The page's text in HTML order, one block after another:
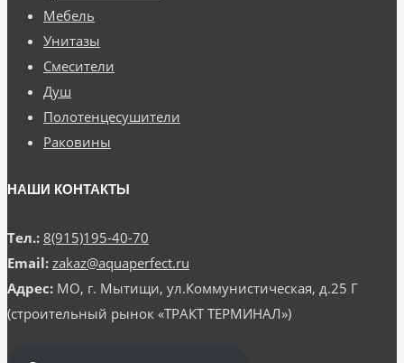
Мебель
Унитазы
Смесители
Душ
Полотенцесушители
Раковины
НАШИ КОНТАКТЫ
Тел.: 8(915)195-40-70
Email: zakaz@aquaperfect.ru
Адрес: МО, г. Мытищи, ул.Коммунистическая, д.25 Г
(строительный рынок «ТРАКТ ТЕРМИНАЛ»)